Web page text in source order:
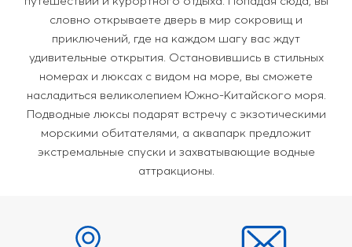
словно открываете дверь в мир сокровищ и
приключений, где на каждом шагу вас ждут
удивительные открытия. Остановившись в стильных
номерах и люксах с видом на море, вы сможете
насладиться великолепием Южно-Китайского моря.
Подводные люксы подарят встречу с экзотическими
морскими обитателями, а аквапарк предложит
экстремальные спуски и захватывающие водные
аттракционы.